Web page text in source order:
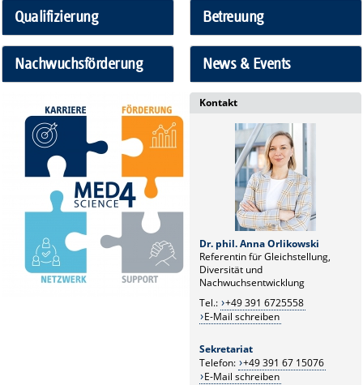
Qualifizierung Betreuung
Nachwuchsförderung News & Events
Kontakt
Dr. phil. Anna Orlikowski
Referentin für Gleichstellung,
Diversität und
Nachwuchsentwicklung
Tel.: +49 391 6725558
E-Mail schreiben
Sekretariat
Telefon: +49 391 67 15076
E-Mail schreiben